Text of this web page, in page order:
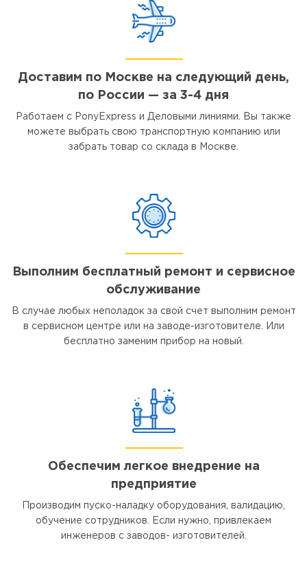
Доставим по Москве на следующий день,
по России — за 3-4 дня
Работаем с PonyExpress и Деловыми линиями. Вы также
можете выбрать свою транспортную компанию или
забрать товар со склада в Москве.
Выполним бесплатный ремонт и сервисное
обслуживание
В случае любых неполадок за свой счет выполним ремонт
в сервисном центре или на заводе-изготовителе. Или
бесплатно заменим прибор на новый.
Обеспечим легкое внедрение на
предприятие
Производим пуско-наладку оборудования, валидацию,
обучение сотрудников. Если нужно, привлекаем
инженеров с заводов- изготовителей.